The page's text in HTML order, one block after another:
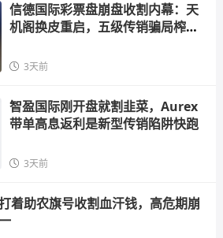
信德国际彩票盘崩盘收割内幕：天
机阁换皮重启，五级传销骗局榨干
3天前
智盈国际刚开盘就割韭菜，Aurex
带单高息返利是新型传销陷阱快跑
3天前
着助农旗号收割血汗钱，高危期崩